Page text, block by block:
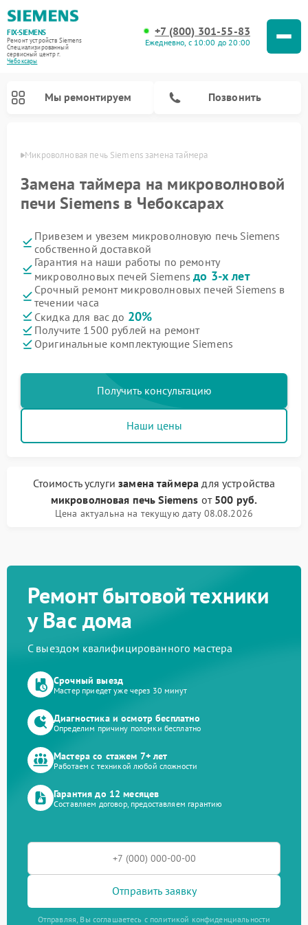
FIX-SIEMENS
Ремонт устройств Siemens
Специализированный
cервисный центр г.
Чебоксары
+7 (800) 301-55-83
Ежедневно, с 10:00 до 20:00
Мы ремонтируем Позвонить
Микроволновая печь Siemens замена таймера
Замена таймера на микроволновой
печи Siemens в Чебоксарах
Привезем и увезем микроволновую печь Siemens
собственной доставкой
Гарантия на наши работы по ремонту
микроволновых печей Siemensдо 3-х лет
Срочный ремонт микроволновых печей Siemens в
течении часа
Скидка для вас до 20%
Получите 1500 рублей на ремонт
Оригинальные комплектующие Siemens
Получить консультацию
Наши цены
Стоимость услугизамена таймера для устройства
микроволновая печь Siemens от 500 руб.
Цена актуальна на текущую дату 08.08.2026
Ремонт бытовой техники
у Вас дома
С выездом квалифицированного мастера
Срочный выезд
Мастер приедет уже через 30 минут
Диагностика и осмотр бесплатно
Определим причину поломки бесплатно
Мастера со стажем 7+ лет
Работаем с техникой любой сложности
Гарантия до 12 месяцев
Составляем договор, предоставляем гарантию
Отправить заявку
Отправляя, Вы соглашаетесь с политикой конфиденциальности